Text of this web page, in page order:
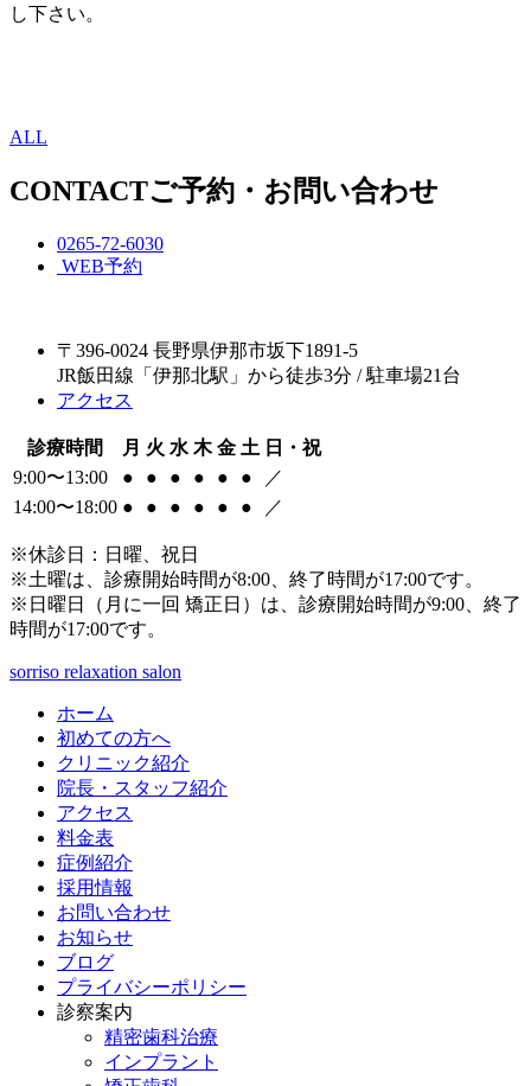
し下さい。
ALL
CONTACTご予約・お問い合わせ
0265-72-6030
WEB予約
〒396-0024 長野県伊那市坂下1891-5
JR飯田線「伊那北駅」から徒歩3分 / 駐車場21台
アクセス
診療時間 月 火 水 木 金 土 日・祝
9:00〜13:00
● ● ● ● ● ●
／
14:00〜18:00 ● ● ● ● ● ● ／
※休診日：日曜、祝日
※土曜は、診療開始時間が8:00、終了時間が17:00です。
※日曜日（月に一回 矯正日）は、診療開始時間が9:00、終了
時間が17:00です。
sorriso relaxation salon
ホーム
初めての方へ
クリニック紹介
院長・スタッフ紹介
アクセス
料金表
症例紹介
採用情報
お問い合わせ
お知らせ
ブログ
プライバシーポリシー
診察案内
精密歯科治療
インプラント